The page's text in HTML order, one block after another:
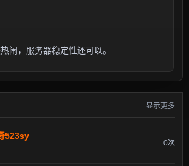
闹，服务器稳定性还可以。
显示更多
523sy
0次